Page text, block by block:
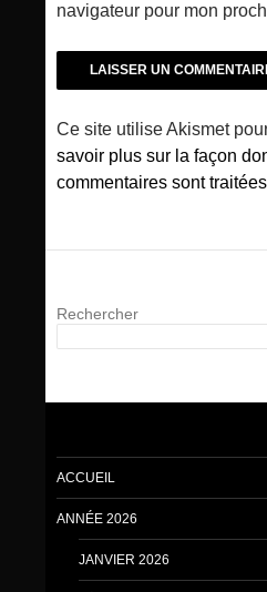
navigateur pour mon
Ce site utilise Akismet
savoir plus sur la façon
commentaires sont traitées
Rechercher
ACCUEIL
ANNÉE 2026
JANVIER 2026